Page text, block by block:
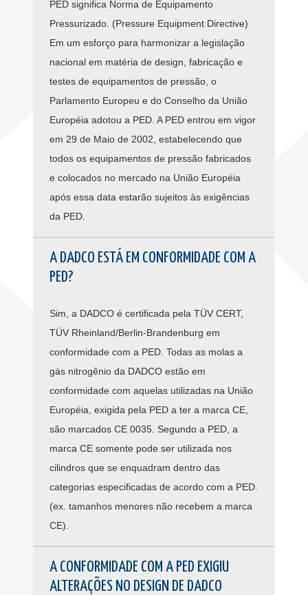
PED significa Norma de Equipamento
Pressurizado. (Pressure Equipment Directive)
Em um esforço para harmonizar a legislação
nacional em matéria de design, fabricação e
testes de equipamentos de pressão, o
Parlamento Europeu e do Conselho da União
Européia adotou a PED. A PED entrou em vigor
em 29 de Maio de 2002, estabelecendo que
todos os equipamentos de pressão fabricados
e colocados no mercado na União Européia
após essa data estarão sujeitos às exigências
da PED.
A DADCO ESTÁ EM CONFORMIDADE COM A
PED?
Sim, a DADCO é certificada pela TÜV CERT,
TÜV Rheinland/Berlin-Brandenburg em
conformidade com a PED. Todas as molas a
gás nitrogênio da DADCO estão em
conformidade com aquelas utilizadas na União
Européia, exigida pela PED a ter a marca CE,
são marcados CE 0035. Segundo a PED, a
marca CE somente pode ser utilizada nos
cilindros que se enquadram dentro das
categorias especificadas de acordo com a PED.
(ex. tamanhos menores não recebem a marca
CE).
A CONFORMIDADE COM A PED EXIGIU
ALTERAÇÕES NO DESIGN DE DADCO